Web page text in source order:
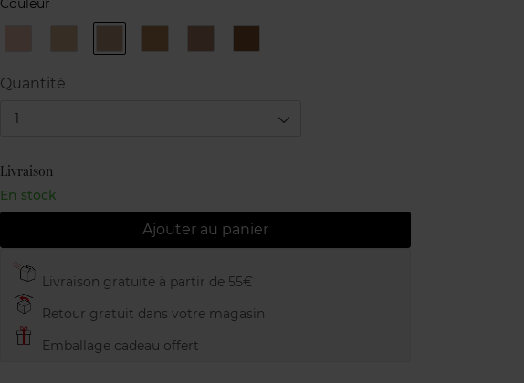
Couleur
- - - - -
Quantité
1
Livraison
En stock
Ajouter au panier
Livraison gratuite à partir de 55€
Retour gratuit dans votre magasin
Emballage cadeau offert